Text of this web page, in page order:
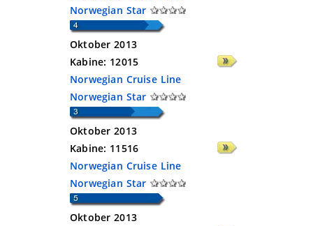
Norwegian Star
Oktober 2013
Kabine: 12015
Norwegian Cruise Line
Norwegian Star
Oktober 2013
Kabine: 11516
Norwegian Cruise Line
Norwegian Star
Oktober 2013